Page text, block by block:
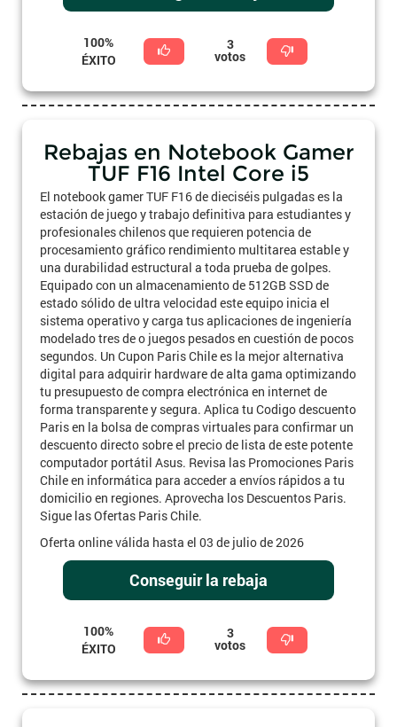
100%
ÉXITO
3
votos
Rebajas en Notebook Gamer
TUF F16 Intel Core i5
El notebook gamer TUF F16 de dieciséis pulgadas es la
estación de juego y trabajo definitiva para estudiantes y
profesionales chilenos que requieren potencia de
procesamiento gráfico rendimiento multitarea estable y
una durabilidad estructural a toda prueba de golpes.
Equipado con un almacenamiento de 512GB SSD de
estado sólido de ultra velocidad este equipo inicia el
sistema operativo y carga tus aplicaciones de ingeniería
modelado tres de o juegos pesados en cuestión de pocos
segundos. Un Cupon Paris Chile es la mejor alternativa
digital para adquirir hardware de alta gama optimizando
tu presupuesto de compra electrónica en internet de
forma transparente y segura. Aplica tu Codigo descuento
Paris en la bolsa de compras virtuales para confirmar un
descuento directo sobre el precio de lista de este potente
computador portátil Asus. Revisa las Promociones Paris
Chile en informática para acceder a envíos rápidos a tu
domicilio en regiones. Aprovecha los Descuentos Paris.
Sigue las Ofertas Paris Chile.
Oferta online válida hasta el 03 de julio de 2026
Conseguir la rebaja
100%
ÉXITO
3
votos